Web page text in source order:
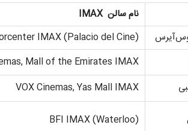
نام سالن IMAX
IMAX (Palacio del Cine)
Mall of the Emirates IMAX
VOX Cinemas, Yas Mall IMAX
BFI IMAX (Waterloo)